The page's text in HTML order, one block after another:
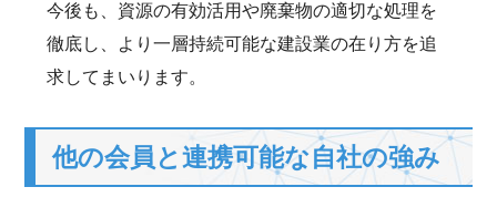
今後も、資源の有効活用や廃棄物の適切な処理を
徹底し、より一層持続可能な建設業の在り方を追
求してまいります。
他の会員と連携可能な自社の強み